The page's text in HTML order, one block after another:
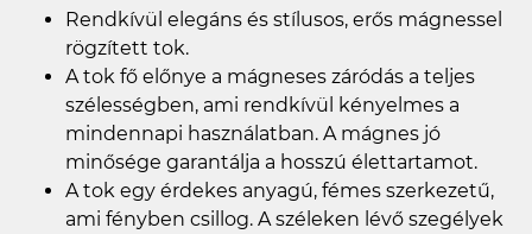
Rendkívül elegáns és stílusos, erős mágnessel
rögzített tok.
A tok fő előnye a mágneses záródás a teljes
szélességben, ami rendkívül kényelmes a
mindennapi használatban. A mágnes jó
minősége garantálja a hosszú élettartamot.
A tok egy érdekes anyagú, fémes szerkezetű,
ami fényben csillog. A széleken lévő szegélyek